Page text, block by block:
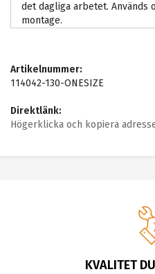
det dagliga arbetet. Används
montage.
Artikelnummer:
114042-130-ONESIZE
Direktlänk:
Högerklicka och kopiera
KVALITET